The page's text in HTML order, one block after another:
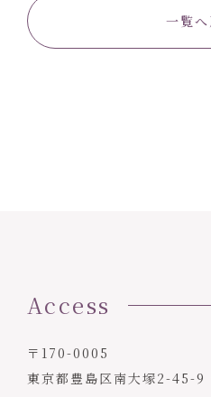
一覧へ
Access
〒170-0005
東京都豊島区南大塚2-45-9